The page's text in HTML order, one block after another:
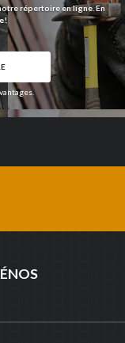
répertoire en ligne. En